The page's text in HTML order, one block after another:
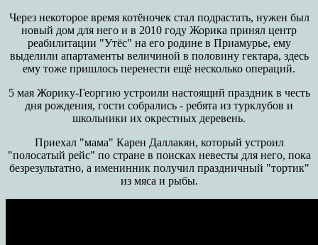
Через некоторое время котёночек стал подрастать, нужен был
новый дом для него и в 2010 году Жорика принял центр
реабилитации "Утёс" на его родине в Приамурье, ему
выделили апартаменты величиной в половину гектара, здесь
ему тоже пришлось перенести ещё несколько операций.
5 мая Жорику-Георгию устроили настоящий праздник в честь
дня рождения, гости собрались - ребята из турклубов и
школьники их окрестных деревень.
Приехал "мама" Карен Даллакян, который устроил
"полосатый рейс" по стране в поисках невесты для него, пока
безрезультатно, а именинник получил праздничный "тортик"
из мяса и рыбы.